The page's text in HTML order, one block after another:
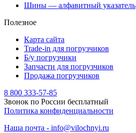
Шины — алфавитный указатель
Полезное
Карта сайта
Trade-in для погрузчиков
Б/у погрузчики
Запчасти для погрузчиков
Продажа погрузчиков
8 800 333-57-85
Звонок по России бесплатный
Политика конфиденциальности
Наша почта - info@vilochnyi.ru